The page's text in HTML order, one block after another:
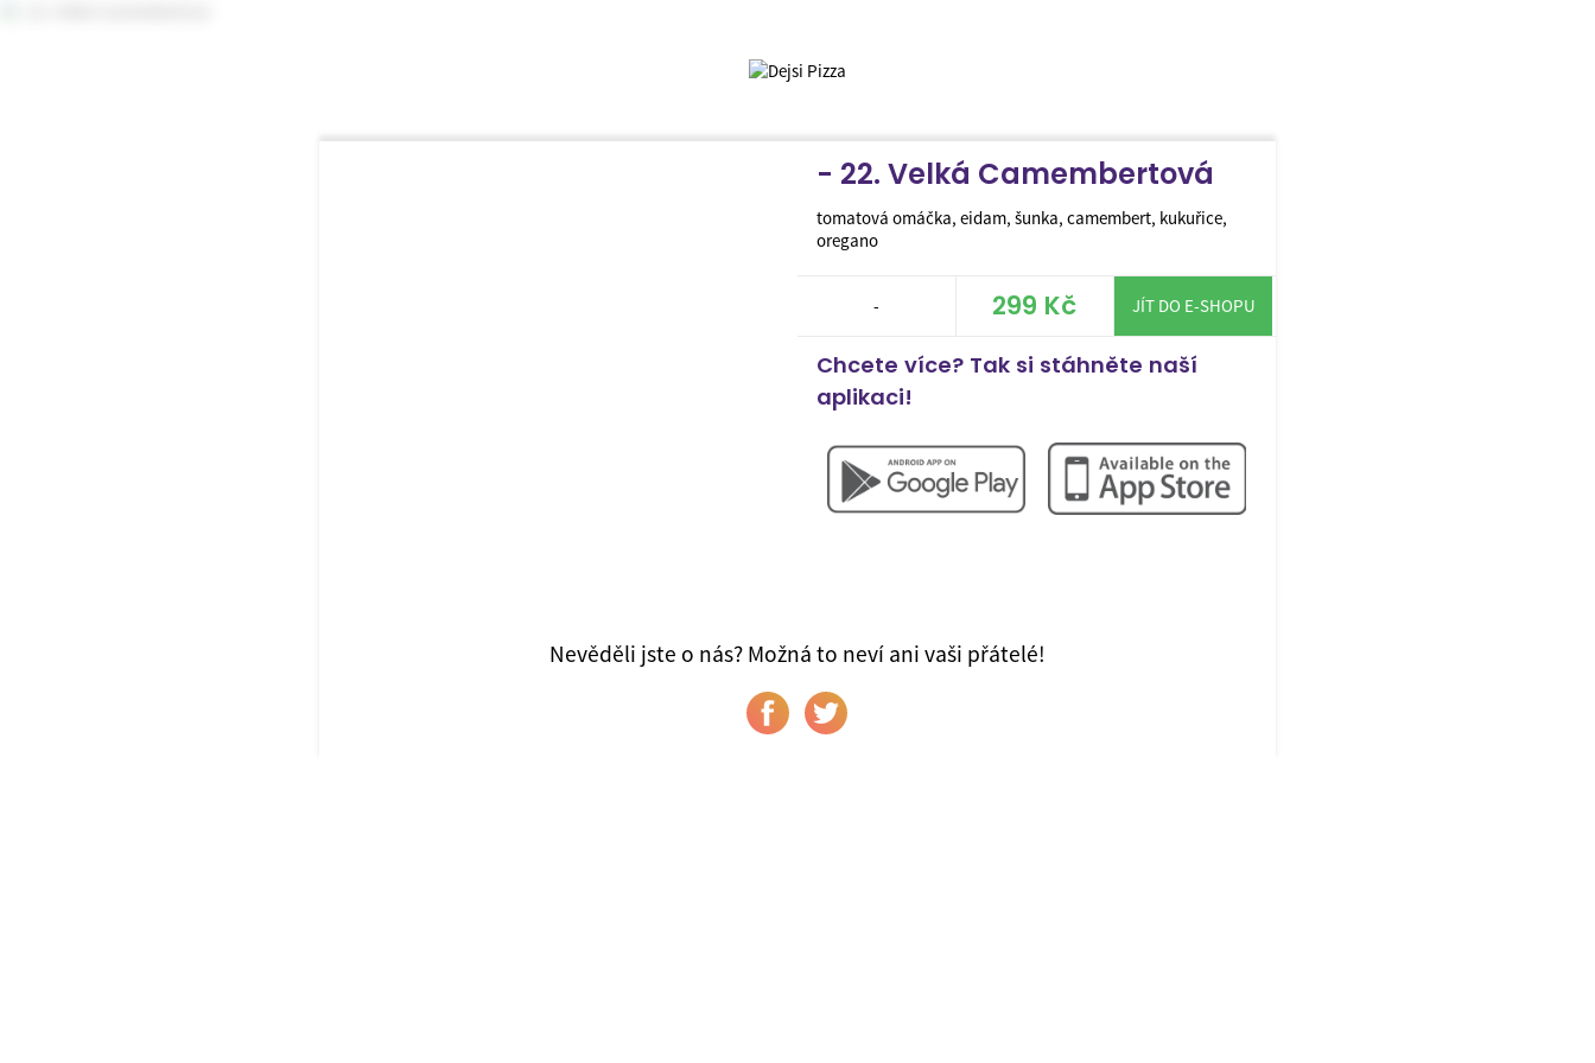
- 22. Velká Camembertová
tomatová omáčka, eidam, šunka, camembert, kukuřice,
oregano
- 299 Kč JÍT DO E-SHOPU
Chcete více? Tak si stáhněte naší
aplikaci!
Nevěděli jste o nás? Možná to neví ani vaši přátelé!